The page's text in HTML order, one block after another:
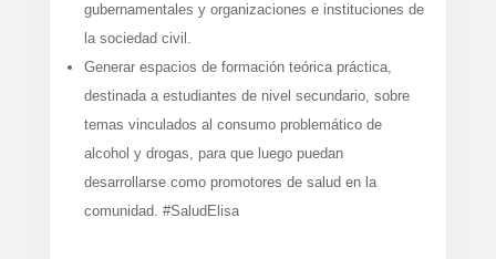
gubernamentales y organizaciones e instituciones de
la sociedad civil.
Generar espacios de formación teórica práctica,
destinada a estudiantes de nivel secundario, sobre
temas vinculados al consumo problemático de
alcohol y drogas, para que luego puedan
desarrollarse como promotores de salud en la
comunidad. #SaludElisa